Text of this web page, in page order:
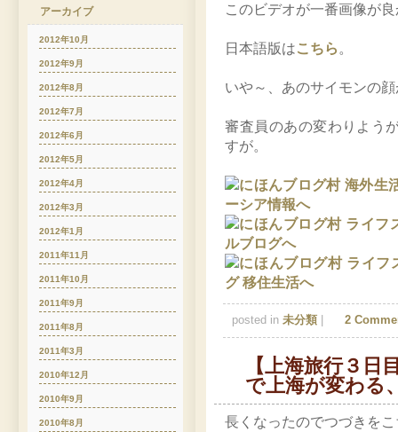
このビデオが一番画像が
日本語版はこちら 。
いや～、あのサイモンの
審査員のあの変わりよう
すが。
posted in 未分類| 2
【上海旅行３
で上海が変わる
長くなったのでつづきを
アーカイブ
2012年10月
2012年9月
2012年8月
2012年7月
2012年6月
2012年5月
2012年4月
2012年3月
2012年1月
2011年11月
2011年10月
2011年9月
2011年8月
2011年3月
2010年12月
2010年9月
2010年8月